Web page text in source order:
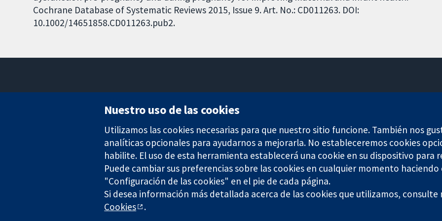
Cochrane Database of Systematic Reviews 2015, Issue 9. Art. No.: CD011263. DOI:
10.1002/14651858.CD011263.pub2.
Londres
Reino Unido
The Cochrane Collaboration is a charity (no. 1045921) and a company limited by guarantee (no. 03044323) registered in England &
Copyright © 2026 The Cochrane Collaboration
Nuestro uso de las cookies
Utilizamos las cookies necesarias para que nuestro sitio funcione. También nos
analíticas opcionales para ayudarnos a mejorarla. No estableceremos cookies
habilite. El uso de esta herramienta establecerá una cookie en su dispositivo para
Puede cambiar sus preferencias sobre las cookies en cualquier momento haciendo
"Configuración de las cookies" en el pie de cada página.
Si desea información más detallada acerca de las cookies que utilizamos, consulte
Cookies
.